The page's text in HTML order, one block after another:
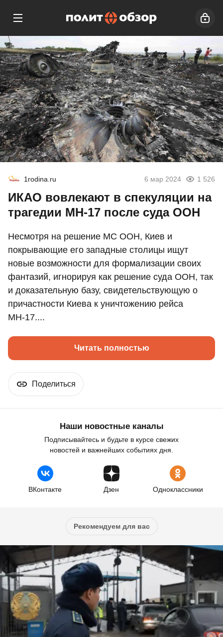
1rodina.ru 6 мар 2024 1 526
ИКАО вовлекают в спекуляции на
трагедии МН-17 после суда ООН
Несмотря на решение МС ООН, Киев и
покрывающие его западные столицы ищут
новые возможности для формализации своих
фантазий, игнорируя как решение суда ООН, так
и доказательную базу, свидетельствующую о
причастности Киева к уничтожению рейса
МН-17....
Читать полностью
Поделиться
Наши новостные каналы
Подписывайтесь и будьте в курсе свежих
новостей и важнейших событиях дня.
ВКонтакте Дзен Одноклассники
Рекомендуем для вас